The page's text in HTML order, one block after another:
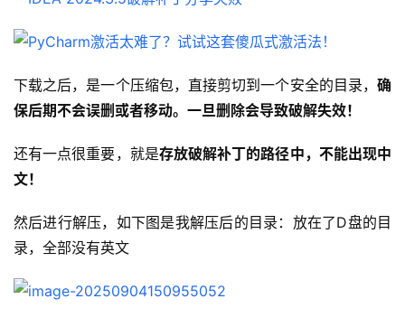
下载之后，是一个压缩包，直接剪切到一个安全的目录， 确
保后期不会误删或者移动。一旦删除会导致破解失效！
还有一点很重要，就是存放破解补丁的路径中，不能出现中
文！
然后进行解压，如下图是我解压后的目录：放在了D盘的目
录，全部没有英文